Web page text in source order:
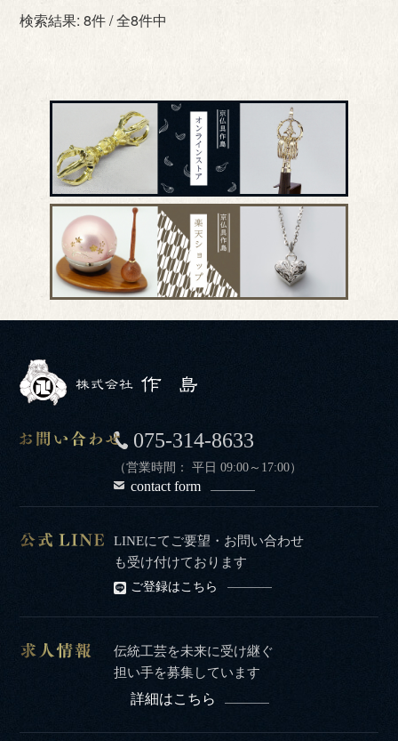
検索結果: 8件 / 全8件中
075-314-8633
（営業時間： 平日 09:00～17:00）
contact form
LINEにてご要望・お問い合わせ
も受け付けております
ご登録はこちら
伝統工芸を未来に受け継ぐ
担い手を募集しています
詳細はこちら